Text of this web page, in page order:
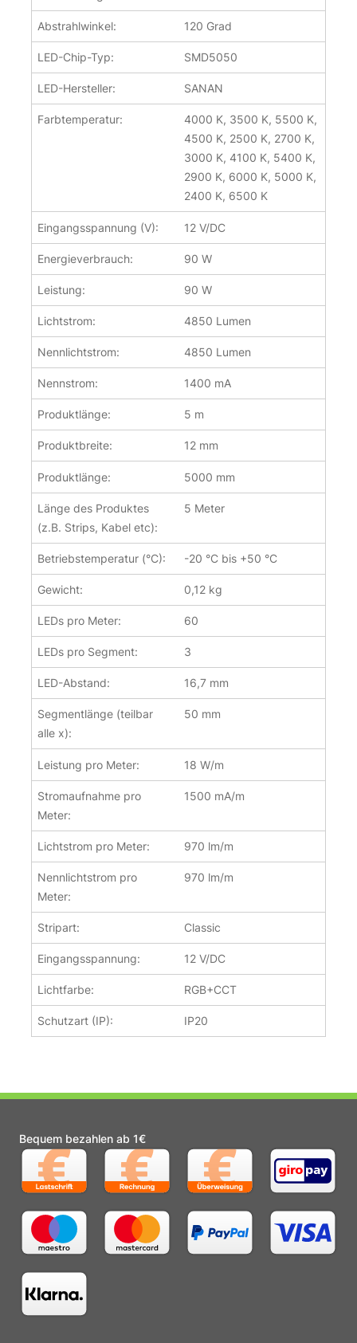
Abstrahlwinkel: 120 Grad
LED-Chip-Typ: SMD5050
LED-Hersteller: SANAN
Farbtemperatur:
4000 K, 3500 K, 5500 K,
4500 K, 2500 K, 2700 K,
3000 K, 4100 K, 5400 K,
2900 K, 6000 K, 5000 K,
2400 K, 6500 K
Eingangsspannung (V): 12 V/DC
Energieverbrauch: 90 W
Leistung: 90 W
Lichtstrom: 4850 Lumen
Nennlichtstrom: 4850 Lumen
Nennstrom: 1400 mA
Produktlänge: 5 m
Produktbreite: 12 mm
Produktlänge: 5000 mm
Länge des Produktes
(z.B. Strips, Kabel etc):
5 Meter
Betriebstemperatur (°C): -20 °C bis +50 °C
Gewicht: 0,12 kg
LEDs pro Meter: 60
LEDs pro Segment: 3
LED-Abstand: 16,7 mm
Segmentlänge (teilbar
alle x):
50 mm
Leistung pro Meter: 18 W/m
Stromaufnahme pro
Meter:
1500 mA/m
Lichtstrom pro Meter: 970 lm/m
Nennlichtstrom pro
Meter:
970 lm/m
Stripart: Classic
Eingangsspannung: 12 V/DC
Lichtfarbe: RGB+CCT
Schutzart (IP): IP20
Bequem bezahlen ab 1€